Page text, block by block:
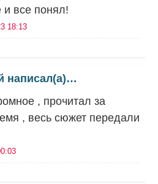
все понял!
18:13
написал(а)…
, прочитал за
, весь сюжет передали